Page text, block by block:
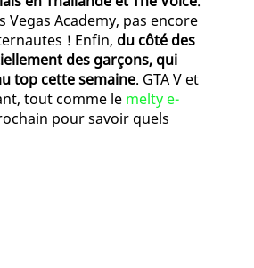
Academy, pas encore
! Enfin, du côté des
des garçons, qui
top cette semaine. GTA V et
tout comme le melty e-
pour savoir quels